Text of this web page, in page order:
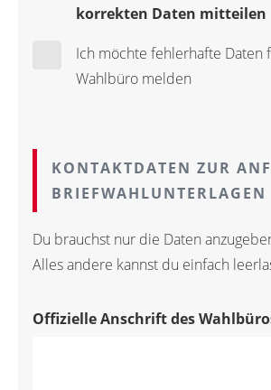
korrekten Daten mitteilen
Ich möchte fehlerhafte Daten
Wahlbüro melden
KONTAKTDATEN ZUR
BRIEFWAHLUNTERLAGEN
Du brauchst nur die Daten
Alles andere kannst du einfach
Offizielle Anschrift des